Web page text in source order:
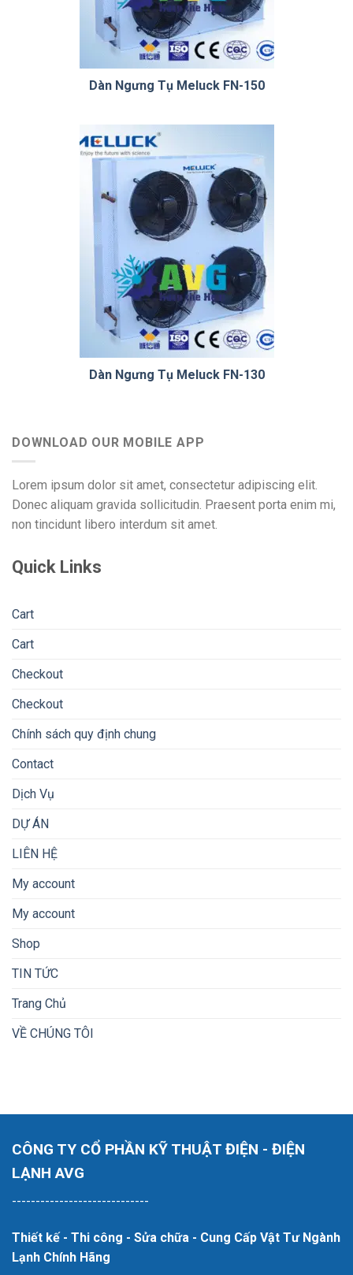
Dàn Ngưng Tụ Meluck FN-150
Dàn Ngưng Tụ Meluck FN-130
DOWNLOAD OUR MOBILE APP
Lorem ipsum dolor sit amet, consectetur adipiscing elit.
Donec aliquam gravida sollicitudin. Praesent porta enim mi,
non tincidunt libero interdum sit amet.
Quick Links
Cart
Cart
Checkout
Checkout
Chính sách quy định chung
Contact
Dịch Vụ
DỰ ÁN
LIÊN HỆ
My account
My account
Shop
TIN TỨC
Trang Chủ
VỀ CHÚNG TÔI
CÔNG TY CỔ PHẦN KỸ THUẬT ĐIỆN - ĐIỆN
LẠNH AVG
-----------------------------
Thiết kế - Thi công - Sửa chữa - Cung Cấp Vật Tư Ngành
Lạnh Chính Hãng